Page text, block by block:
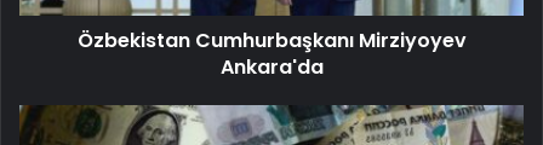
Özbekistan Cumhurbaşkanı Mirziyoyev
Ankara'da